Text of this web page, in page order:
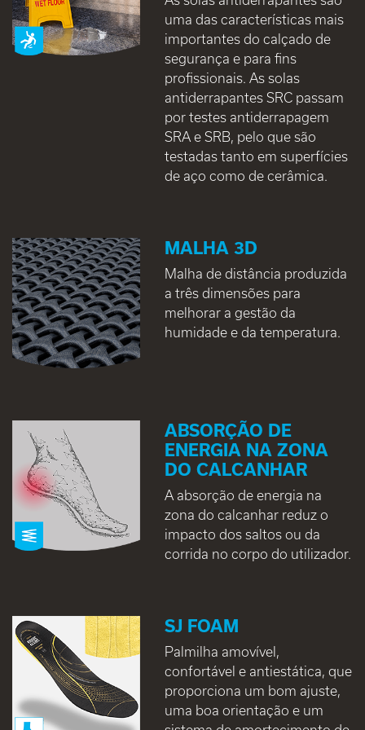
uma das características mais
importantes do calçado de
segurança e para fins
profissionais. As solas
antiderrapantes SRC passam
por testes antiderrapagem
SRA e SRB, pelo que são
testadas tanto em superfícies
de aço como de cerâmica.
MALHA 3D
Malha de distância produzida
a três dimensões para
melhorar a gestão da
humidade e da temperatura.
ABSORÇÃO DE
ENERGIA NA ZONA
DO CALCANHAR
A absorção de energia na
zona do calcanhar reduz o
impacto dos saltos ou da
corrida no corpo do utilizador.
SJ FOAM
Palmilha amovível,
confortável e antiestática, que
proporciona um bom ajuste,
uma boa orientação e um